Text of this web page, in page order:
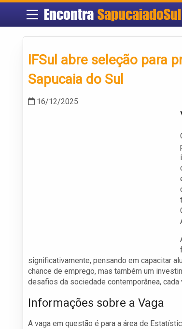
Encontra SapucaiadoSul
IFSul abre seleção para
Sapucaia do Sul
16/12/2025
significativamente, pensando em capacitar
chance de emprego, mas também um
desafios da sociedade contemporânea,
Informações sobre a Vaga
A vaga em questão é para a área de